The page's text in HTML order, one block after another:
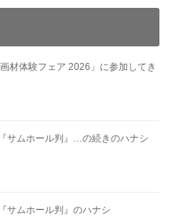
材体験フェア 2026」に参加してき
サムホール判』…の続きのハナシ
サムホール判』のハナシ